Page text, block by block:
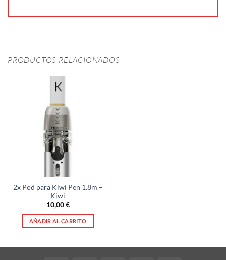
PRODUCTOS RELACIONADOS
2x Pod para Kiwi Pen 1.8m –
Kiwi
10,00€
AÑADIR AL CARRITO